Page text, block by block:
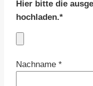
Hier bitte die
hochladen.*
Nachname *